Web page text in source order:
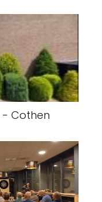
- Cothen